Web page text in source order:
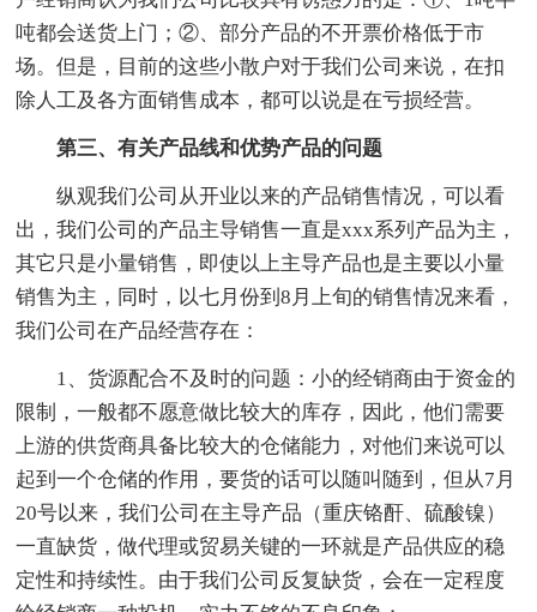
吨都会送货上门；②、部分产品的不开票价格低于市
场。但是，目前的这些小散户对于我们公司来说，在扣
除人工及各方面销售成本，都可以说是在亏损经营。
第三、有关产品线和优势产品的问题
纵观我们公司从开业以来的产品销售情况，可以看
出，我们公司的产品主导销售一直是xxx系列产品为主，
其它只是小量销售，即使以上主导产品也是主要以小量
销售为主，同时，以七月份到8月上旬的销售情况来看，
我们公司在产品经营存在：
1、货源配合不及时的问题：小的经销商由于资金的
限制，一般都不愿意做比较大的库存，因此，他们需要
上游的供货商具备比较大的仓储能力，对他们来说可以
起到一个仓储的作用，要货的话可以随叫随到，但从7月
20号以来，我们公司在主导产品（重庆铬酐、硫酸镍）
一直缺货，做代理或贸易关键的一环就是产品供应的稳
定性和持续性。由于我们公司反复缺货，会在一定程度